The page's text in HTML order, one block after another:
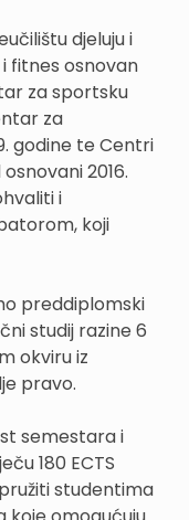
djeluju i
fitnes osnovan
za sportsku
za
godine te Centri
2016.
i
koji
preddiplomski
studij razine 6
okviru iz
pravo.
semestara i
180 ECTS
studentima